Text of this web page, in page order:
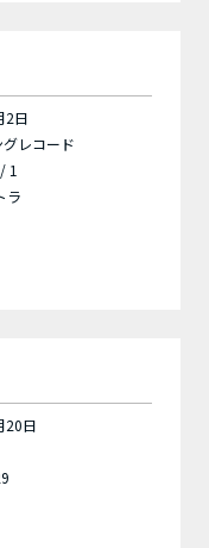
2日
レコード
1
ラ
20日